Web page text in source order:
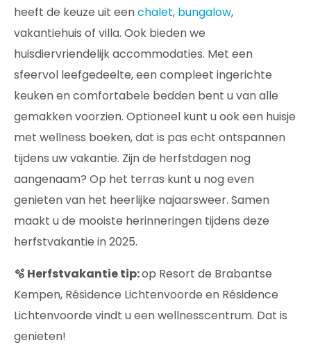
heeft de keuze uit eenchalet, bungalow,
vakantiehuis of villa. Ook bieden we
huisdiervriendelijk accommodaties. Met een
sfeervol leefgedeelte, een compleet ingerichte
keuken en comfortabele bedden bent u van alle
gemakken voorzien. Optioneel kunt u ook een huisje
met wellness boeken, dat is pas echt ontspannen
tijdens uw vakantie. Zijn de herfstdagen nog
aangenaam? Op het terras kunt u nog even
genieten van het heerlijke najaarsweer. Samen
maakt u de mooiste herinneringen tijdens deze
herfstvakantie in 2025.
🫧 Herfstvakantie tip:op Resort de Brabantse
Kempen, Résidence Lichtenvoorde en Résidence
Lichtenvoorde vindt u een wellnesscentrum. Dat is
genieten!